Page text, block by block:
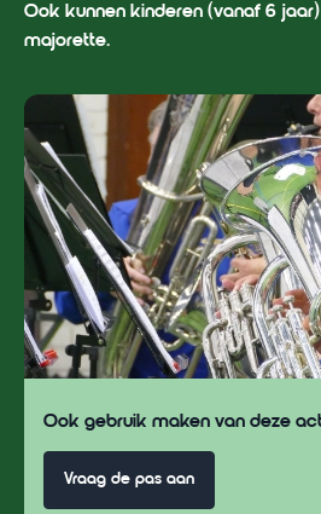
Ook kunnen kinderen (vanaf 6
majorette.
Ook gebruik maken van deze
Vraag de pas aan